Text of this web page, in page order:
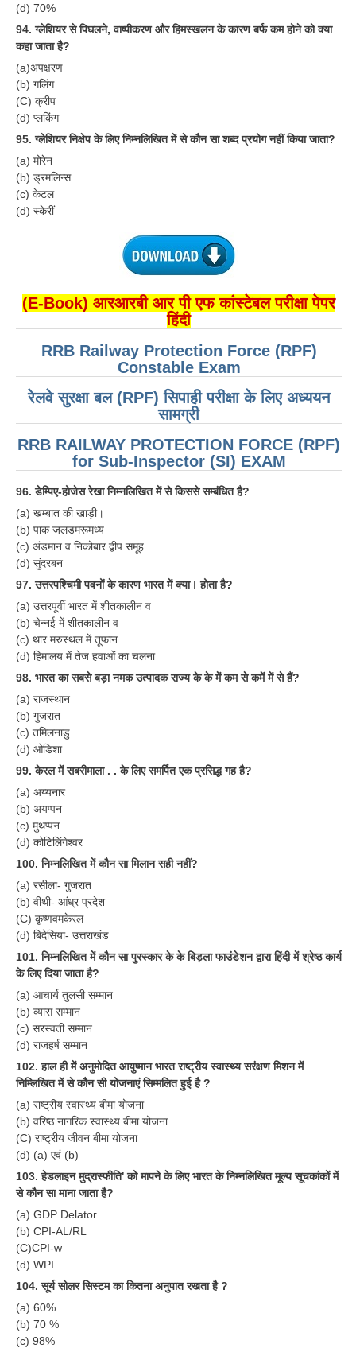
(d) 70%
94. ग्लेशियर से पिघलने, वाष्पीकरण और हिमस्खलन के कारण बर्फ कम होने को क्या
कहा जाता है?
(a)अपक्षरण
(b) गलिंग
(C) क्रीप
(d) प्लकिंग
95. ग्लेशियर निक्षेप के लिए निम्नलिखित में से कौन सा शब्द प्रयोग नहीं किया जाता?
(a) मोरेन
(b) ड्रमलिन्स
(c) केटल
(d) स्केरीं
(E-Book) आरआरबी आर पी एफ कांस्टेबल परीक्षा पेपर
हिंदी
RRB Railway Protection Force (RPF)
Constable Exam
रेलवे सुरक्षा बल (RPF) सिपाही परीक्षा के लिए अध्ययन
सामग्री
RRB RAILWAY PROTECTION FORCE (RPF)
for Sub-Inspector (SI) EXAM
96. डेम्पिए-होजेस रेखा निम्नलिखित में से किससे सम्बंधित है?
(a) खम्बात की खाड़ी।
(b) पाक जलडमरूमध्य
(c) अंडमान व निकोबार द्वीप समूह
(d) सुंदरबन
97. उत्तरपश्चिमी पवनों के कारण भारत में क्या। होता है?
(a) उत्तरपूर्वी भारत में शीतकालीन व
(b) चेन्नई में शीतकालीन व
(c) थार मरुस्थल में तूफान
(d) हिमालय में तेज हवाओं का चलना
98. भारत का सबसे बड़ा नमक उत्पादक राज्य के के में कम से कमें में से हैं?
(a) राजस्थान
(b) गुजरात
(c) तमिलनाडु
(d) ओडिशा
99. केरल में सबरीमाला . . के लिए समर्पित एक प्रसिद्ध गह है?
(a) अय्यनार
(b) अयप्पन
(c) मुथप्पन
(d) कोटिलिंगेश्वर
100. निम्नलिखित में कौन सा मिलान सही नहीं?
(a) रसीला- गुजरात
(b) वीथी- आंध्र प्रदेश
(C) कृष्णवमकेरल
(d) बिदेसिया- उत्तराखंड
101. निम्नलिखित में कौन सा पुरस्कार के के बिड़ला फाउंडेशन द्वारा हिंदी में श्रेष्ठ कार्य
के लिए दिया जाता है?
(a) आचार्य तुलसी सम्मान
(b) व्यास सम्मान
(c) सरस्वती सम्मान
(d) राजहर्ष सम्मान
102. हाल ही में अनुमोदित आयुष्मान भारत राष्ट्रीय स्वास्थ्य सरंक्षण मिशन में
निम्लिखित में से कौन सी योजनाएं सिम्मलित हुई है ?
(a) राष्ट्रीय स्वास्थ्य बीमा योजना
(b) वरिष्ठ नागरिक स्वास्थ्य बीमा योजना
(C) राष्ट्रीय जीवन बीमा योजना
(d) (a) एवं (b)
103. हेडलाइन मुद्रास्फीति' को मापने के लिए भारत के निम्नलिखित मूल्य सूचकांकों में
से कौन सा माना जाता है?
(a) GDP Delator
(b) CPI-AL/RL
(C)CPI-w
(d) WPI
104. सूर्य सोलर सिस्टम का कितना अनुपात रखता है ?
(a) 60%
(b) 70 %
(c) 98%